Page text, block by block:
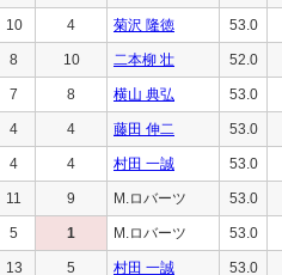
10 4 菊沢 隆徳 53.0
8 10 二本柳 壮 52.0
7 8 横山 典弘 53.0
4 4 藤田 伸二 53.0
4 4 村田 一誠 53.0
11 9 M.ロバーツ 53.0
5 1 M.ロバーツ 53.0
13 5 村田 一誠 53.0